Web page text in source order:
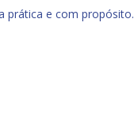
prática e com propósito.